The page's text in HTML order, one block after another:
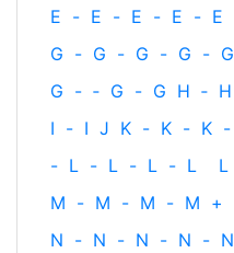
E - E - E - E - E
G - G - G - G - G
G - ‐ G - G H ‐ H
I - I J K - K - K -
- L - L - L - L L
M - M - M - M +
N - N - N - N - N